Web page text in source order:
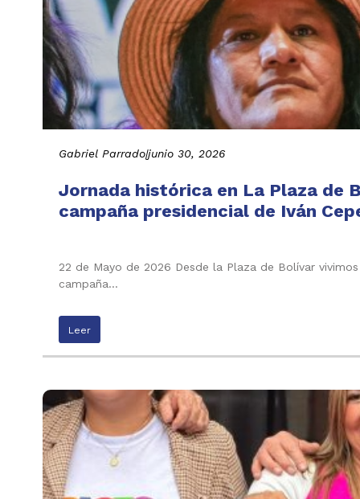
Gabriel Parrado|junio 30, 2026
Jornada histórica en La Plaza de
campaña presidencial de Iván
22 de Mayo de 2026 Desde la Plaza de Bolívar
campaña…
Leer